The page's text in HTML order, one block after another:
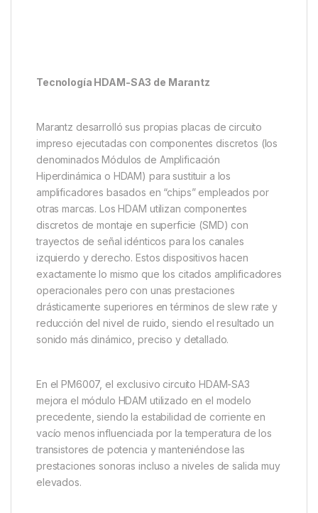
Tecnología HDAM-SA3 de Marantz
Marantz desarrolló sus propias placas de circuito
impreso ejecutadas con componentes discretos (los
denominados Módulos de Amplificación
Hiperdinámica o HDAM) para sustituir a los
amplificadores basados en “chips” empleados por
otras marcas. Los HDAM utilizan componentes
discretos de montaje en superficie (SMD) con
trayectos de señal idénticos para los canales
izquierdo y derecho. Estos dispositivos hacen
exactamente lo mismo que los citados amplificadores
operacionales pero con unas prestaciones
drásticamente superiores en términos de slew rate y
reducción del nivel de ruido, siendo el resultado un
sonido más dinámico, preciso y detallado.
En el PM6007, el exclusivo circuito HDAM-SA3
mejora el módulo HDAM utilizado en el modelo
precedente, siendo la estabilidad de corriente en
vacío menos influenciada por la temperatura de los
transistores de potencia y manteniéndose las
prestaciones sonoras incluso a niveles de salida muy
elevados.